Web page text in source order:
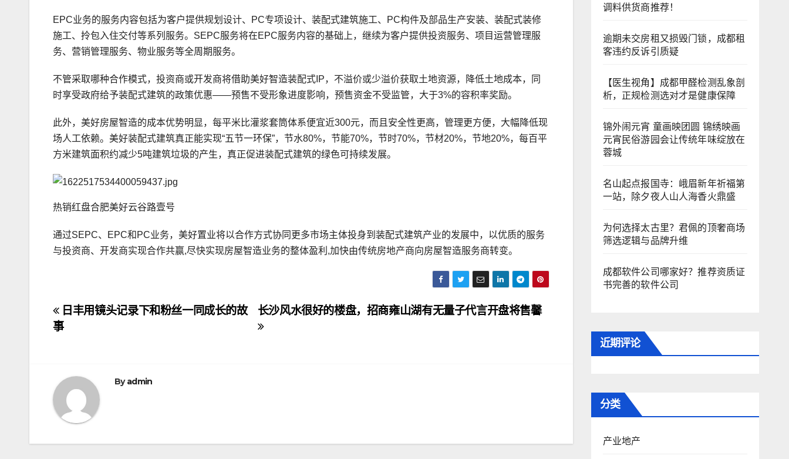
EPC业务的服务内容包括为客户提供规划设计、PC专项设计、装配式建筑施工、PC构件及部品生产安装、装配式装修
施工、拎包入住交付等系列服务。SEPC服务将在EPC服务内容的基础上，继续为客户提供投资服务、项目运营管理服
务、营销管理服务、物业服务等全周期服务。
不管采取哪种合作模式，投资商或开发商将借助美好智造装配式IP，不溢价或少溢价获取土地资源，降低土地成本，同
时享受政府给予装配式建筑的政策优惠——预售不受形象进度影响，预售资金不受监管，大于3%的容积率奖励。
此外，美好房屋智造的成本优势明显，每平米比灌浆套筒体系便宜近300元，而且安全性更高，管理更方便，大幅降低现
场人工依赖。美好装配式建筑真正能实现“五节一环保”，节水80%，节能70%，节时70%，节材20%，节地20%，每百平
方米建筑面积约减少5吨建筑垃圾的产生，真正促进装配式建筑的绿色可持续发展。
热销红盘合肥美好云谷路壹号
通过SEPC、EPC和PC业务，美好置业将以合作方式协同更多市场主体投身到装配式建筑产业的发展中，以优质的服务
与投资商、开发商实现合作共赢,尽快实现房屋智造业务的整体盈利,加快由传统房地产商向房屋智造服务商转变。
文
章
航
长沙风水很好的楼盘，招商雍山湖有无量子代言开盘将售馨
日丰用镜头记录下和粉丝一同成长的故
事
Byadmin
调料供货商推荐！
逾期未交房租又损毁门锁，成都租
客违约反诉引质疑
【医生视角】成都甲醛检测乱象剖
析，正规检测选对才是健康保障
锦外闹元宵 童画映团圆 锦绣映画
元宵民俗游园会让传统年味绽放在
蓉城
名山起点报国寺：峨眉新年祈福第
一站，除夕夜人山人海香火鼎盛
为何选择太古里？君佩的顶奢商场
筛选逻辑与品牌升维
成都软件公司哪家好？推荐资质证
书完善的软件公司
近期评论
分类
产业地产